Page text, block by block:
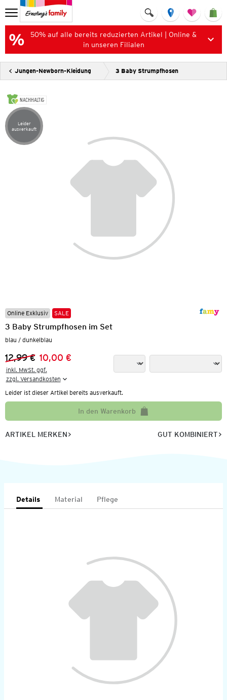
50% auf alle bereits reduzierten Artikel | Online &
in unseren Filialen
Jungen-Newborn-Kleidung 3 Baby Strumpfhosen
NACHHALTIG
Artikel leider ausverkauft
Leider
ausverkauft
Online Exklusiv SALE
3 Baby Strumpfhosen im Set
blau / dunkelblau
Vorheriger Preis:
12,99 €
Neuer Preis:
10,00 €
inkl. MwSt. ggf.
zzgl. Versandkosten
Leider ist dieser Artikel bereits ausverkauft.
In den Warenkorb
ARTIKEL MERKEN GUT KOMBINIERT
Details Material Pflege